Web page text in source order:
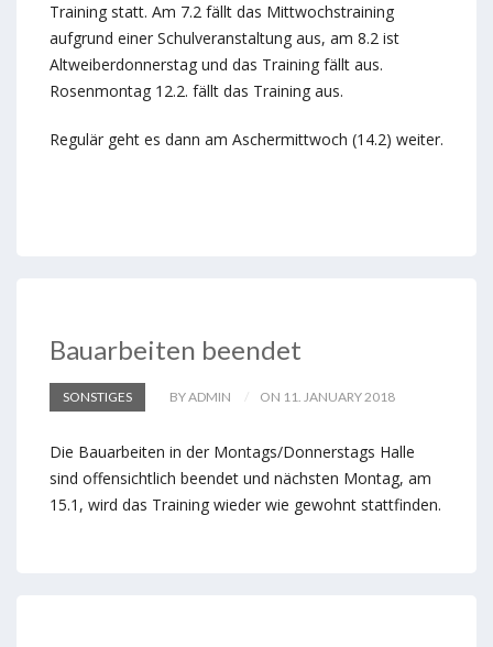
Training statt. Am 7.2 fällt das Mittwochstraining
aufgrund einer Schulveranstaltung aus, am 8.2 ist
Altweiberdonnerstag und das Training fällt aus.
Rosenmontag 12.2. fällt das Training aus.
Regulär geht es dann am Aschermittwoch (14.2) weiter.
Bauarbeiten beendet
SONSTIGES BY ADMIN ON 11. JANUARY 2018
Die Bauarbeiten in der Montags/Donnerstags Halle
sind offensichtlich beendet und nächsten Montag, am
15.1, wird das Training wieder wie gewohnt stattfinden.